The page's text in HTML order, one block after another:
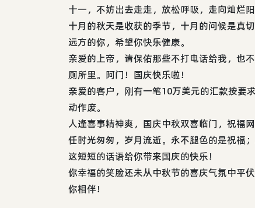
十一，不妨出去走走，放松呼吸，走向灿烂
十月的秋天是收获的季节，十月的问候是真
远方的你，希望你快乐健康。
亲爱的上帝，请保佑那些不打电话给我，也
厕所里。阿门！国庆快乐啦！
亲爱的客户，刚有一笔10万美元的汇款按要
动作废。
人逢喜事精神爽，国庆中秋双喜临门，祝福网
任时光匆匆，岁月流逝。永不腿色的是祝福
这短短的话语给你带来国庆的快乐！
你幸福的笑脸还未从中秋节的喜庆气氛中平
你相伴！